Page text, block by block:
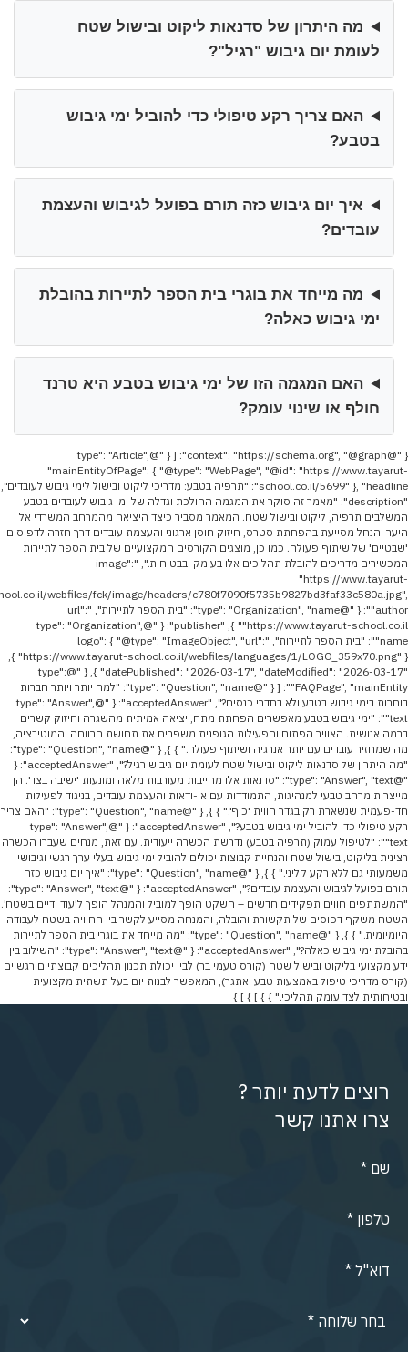
מה היתרון של סדנאות ליקוט ובישול שטח
לעומת יום גיבוש "רגיל"?
האם צריך רקע טיפולי כדי להוביל ימי גיבוש
בטבע?
איך יום גיבוש כזה תורם בפועל לגיבוש והעצמת
עובדים?
מה מייחד את בוגרי בית הספר לתיירות בהובלת
ימי גיבוש כאלה?
האם המגמה הזו של ימי גיבוש בטבע היא טרנד
חולף או שינוי עומק?
{ "@context": "https://schema.org", "@graph": [ { "@type": "Article",
"mainEntityOfPage": { "@type": "WebPage", "@id": "https://www.tayarut-
school.co.il/5699" }, "headline": "תרפיה בטבע: מדריכי ליקוט ובישול לימי גיבוש לעובדים",
"description": "מאמר זה סוקר את המגמה ההולכת וגדלה של ימי גיבוש לעובדים בטבע
המשלבים תרפיה, ליקוט ובישול שטח. המאמר מסביר כיצד היציאה מהמרחב המשרדי אל
היער והנחל מסייעת בהפחתת סטרס, חיזוק חוסן ארגוני והעצמת עובדים דרך חזרה לדפוסים
'שבטיים' של שיתוף פעולה. כמו כן, מוצגים הקורסים המקצועיים של בית הספר לתיירות
המכשירים מדריכים להובלת תהליכים אלו בעומק ובבטיחות.", "image":
"https://www.tayarut-
webfiles/fck/image/headers/c780f7090f5735b9827bd3faf33c580a.jpg",
"author": { "@type": "Organization", "name": "בית הספר לתיירות", "url":
"https://www.tayarut-school.co.il" }, "publisher": { "@type": "Organization",
"name": "בית הספר לתיירות", "logo": { "@type": "ImageObject", "url":
"https://www.tayarut-school.co.il/webfiles/languages/1/LOGO_359x70.png" } },
"datePublished": "2026-03-17", "dateModified": "2026-03-17" }, { "@type":
"FAQPage", "mainEntity": [ { "@type": "Question", "name": "למה יותר ויותר חברות
בוחרות בימי גיבוש בטבע ולא בחדרי כנסים?", "acceptedAnswer": { "@type": "Answer",
"text": "ימי גיבוש בטבע מאפשרים הפחתת מתח, יציאה אמיתית מהשגרה וחיזוק קשרים
ברמה אנושית. האוויר הפתוח והפעילות הגופנית משפרים את תחושת הרווחה והמוטיבציה,
מה שמחזיר עובדים עם יותר אנרגיה ושיתוף פעולה." } }, { "@type": "Question", "name":
"מה היתרון של סדנאות ליקוט ובישול שטח לעומת יום גיבוש רגיל?", "acceptedAnswer": {
"@type": "Answer", "text": "סדנאות אלו מחייבות מעורבות מלאה ומונעות 'ישיבה בצד'. הן
מייצרות מרחב טבעי למנהיגות, התמודדות עם אי-ודאות והעצמת עובדים, בניגוד לפעילות
חד-פעמית שנשארת רק בגדר חווית 'כיף'." } }, { "@type": "Question", "name": "האם צריך
רקע טיפולי כדי להוביל ימי גיבוש בטבע?", "acceptedAnswer": { "@type": "Answer",
"text": "לטיפול עמוק (תרפיה בטבע) נדרשת הכשרה ייעודית. עם זאת, מנחים שעברו הכשרה
רצינית בליקוט, בישול שטח והנחיית קבוצות יכולים להוביל ימי גיבוש בעלי ערך רגשי וגיבושי
משמעותי גם ללא רקע קליני." } }, { "@type": "Question", "name": "איך יום גיבוש כזה
תורם בפועל לגיבוש והעצמת עובדים?", "acceptedAnswer": { "@type": "Answer", "text":
"המשתתפים חווים תפקידים חדשים – השקט הופך למוביל והמנהל הופך ל'עוד ידיים בשטח'.
השטח משקף דפוסים של תקשורת והובלה, והמנחה מסייע לקשר בין החוויה בשטח לעבודה
היומיומית." } }, { "@type": "Question", "name": "מה מייחד את בוגרי בית הספר לתיירות
בהובלת ימי גיבוש כאלה?", "acceptedAnswer": { "@type": "Answer", "text": "השילוב בין
ידע מקצועי בליקוט ובישול שטח (קורס טעמי בר) לבין יכולת תכנון תהליכים קבוצתיים רגשיים
(קורס מדריכי טיפול באמצעות טבע ואתגר), המאפשר לבנות יום בעל תשתית מקצועית
ובטיחותית לצד עומק תהליכי." } } ] } ] }
רוצים לדעת יותר ?
צרו אתנו קשר